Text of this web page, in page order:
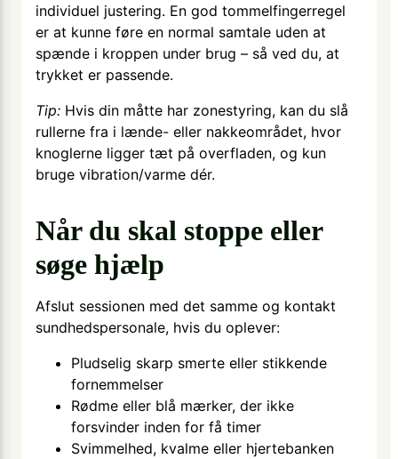
individuel justering. En god tommelfingerregel
er at kunne føre en normal samtale uden at
spænde i kroppen under brug – så ved du, at
trykket er passende.
Tip: Hvis din måtte har zonestyring, kan du slå
rullerne fra i lænde- eller nakkeområdet, hvor
knoglerne ligger tæt på overfladen, og kun
bruge vibration/varme dér.
Når du skal stoppe eller
søge hjælp
Afslut sessionen med det samme og kontakt
sundhedspersonale, hvis du oplever:
Pludselig skarp smerte eller stikkende
fornemmelser
Rødme eller blå mærker, der ikke
forsvinder inden for få timer
Svimmelhed, kvalme eller hjertebanken